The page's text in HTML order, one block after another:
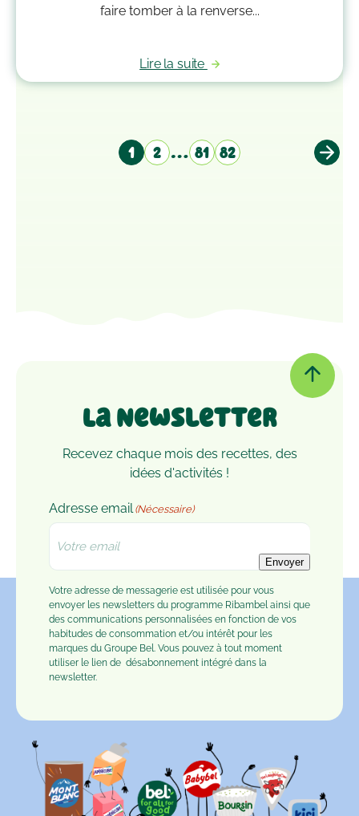
faire tomber à la renverse...
Lire la suite
Page
1
Page
2 … Page
81
Page
82
La Newsletter
Recevez chaque mois des recettes, des
idées d'activités !
Adresse email (Nécessaire)
Envoyer
Votre adresse de messagerie est utilisée pour vous
envoyer les newsletters du programme Ribambel ainsi que
des communications personnalisées en fonction de vos
habitudes de consommation et/ou intérêt pour les
marques du Groupe Bel. Vous pouvez à tout moment
utiliser le lien de désabonnement intégré dans la
newsletter.